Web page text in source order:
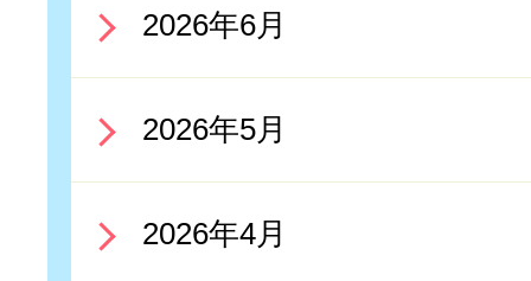
2026年6月
2026年5月
2026年4月